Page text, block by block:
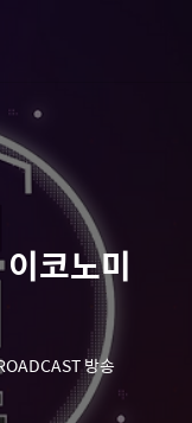
코노미
방송